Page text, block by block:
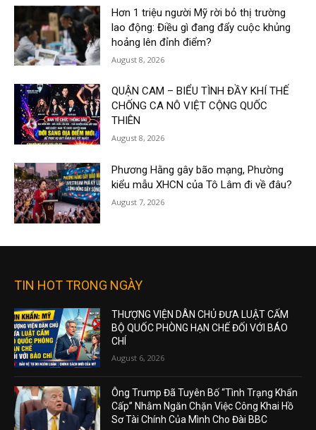
Hơn 1 triệu người Mỹ rời bỏ thị trường
lao động: Điều gì đang đẩy cuộc khủng
hoảng lên đỉnh điểm?
August 8, 2026
QUẬN CAM – BIỂU TÌNH ĐẦY KHÍ THẾ
CHỐNG CA NÔ VIỆT CỘNG QUỐC
THIÊN
August 8, 2026
Phương Hằng gây bão mạng, Phường
kiểu mẫu XHCN của Tô Lâm đi về đâu?
August 7, 2026
TIN HOT TRONG NGÀY
THƯỢNG VIỆN DÂN CHỦ ĐƯA LUẬT CẤM
BỘ QUỐC PHÒNG HẠN CHẾ ĐỐI VỚI BÁO
CHÍ
August 6, 2026
Ông Trump Đã Tuyên Bố “Tình Trạng Khẩn
Cấp” Nhằm Ngăn Chặn Việc Công Khai Hồ
Sơ Tài Chính Của Mình Cho Đài BBC